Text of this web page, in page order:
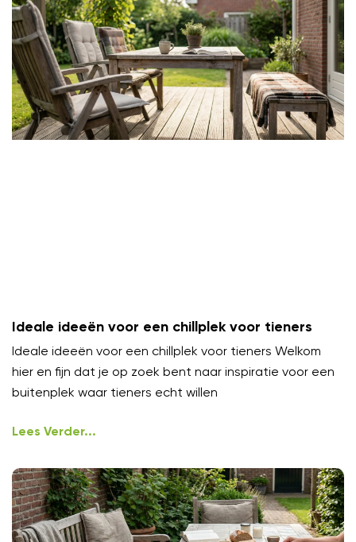
Ideale ideeën voor een chillplek voor tieners
Ideale ideeën voor een chillplek voor tieners Welkom
hier en fijn dat je op zoek bent naar inspiratie voor een
buitenplek waar tieners echt willen
Lees Verder...